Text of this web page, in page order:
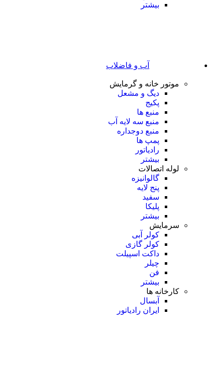
بیشتر
آب و فاضلاب
موتور خانه و گرمایش
دیگ و مشعل
پکیج
منبع ها
منبع سه لایه آب
منبع دوجداره
پمپ ها
رادیاتور
بیشتر
لوله اتصالات
گالوانیزه
پنج لایه
سفید
پلیکا
بیشتر
سرمایش
کولر آبی
کولر گازی
داکت اسپیلت
چیلر
فن
بیشتر
کارخانه ها
آبسال
ایران رادیاتور